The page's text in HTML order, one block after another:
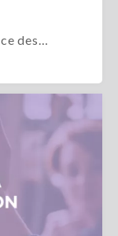
des…